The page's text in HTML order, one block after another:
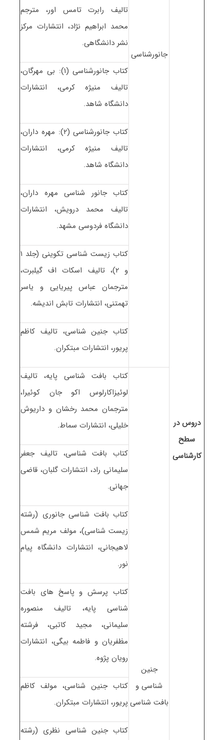
دروس در
سطح
کارشناسی
جانورشناسی
تالیف رابرت تامس اور، مترجم
محمد ابراهیم نژاد، انتشارات مرکز
نشر دانشگاهی.
کتاب جانورشناسی (۱): بی مهرگان،
تالیف منیژه کرمی، انتشارات
دانشگاه شاهد.
کتاب جانورشناسی (۲): مهره داران،
تالیف منیژه کرمی، انتشارات
دانشگاه شاهد.
کتاب جانور شناسی مهره داران،
تالیف محمد درویش، انتشارات
دانشگاه فردوسی مشهد.
کتاب زیست شناسی تکوینی (جلد ۱
و ۲)، تالیف اسکات اف گیلبرت،
مترجمان عباس پیریایی و یاسر
تهمتنی، انتشارات تابش اندیشه.
کتاب جنین شناسی، تالیف کاظم
پریور، انتشارات مبتکران.
جنین
شناسی و
بافت شناسی
کتاب بافت شناسی پایه، تالیف
لوئیزاکارلوس اکو جان کوئیرا،
مترجمان محمد رخشان و داریوش
خلیلی، انتشارات سماط.
کتاب بافت شناسی، تالیف جعفر
سلیمانی راد، انتشارات گلبان، قاضی
جهانی.
کتاب بافت شناسی جانوری (رشته
زیست شناسی)، مولف مریم شمس
لاهیجانی، انتشارات دانشگاه پیام
نور.
کتاب پرسش و پاسخ های بافت
شناسی پایه، تالیف منصوره
سلیمانی، مجید کاتبی، فرشته
مظفریان و فاطمه بیگی، انتشارات
رویان پژوه.
کتاب جنین شناسی، مولف کاظم
پریور، انتشارات مبتکران.
کتاب جنین شناسی نظری (رشته